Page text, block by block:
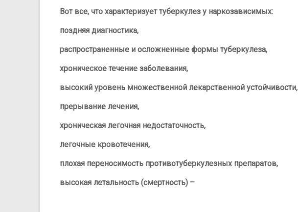
Вот все, что характеризует туберкулез у наркозависимых:
поздняя диагностика,
распространенные и осложненные формы туберкулеза,
хроническое течение заболевания,
высокий уровень множественной лекарственной устойчивости,
прерывание лечения,
хроническая легочная недостаточность,
легочные кровотечения,
плохая переносимость противотуберкулезных препаратов,
высокая летальность (смертность) –